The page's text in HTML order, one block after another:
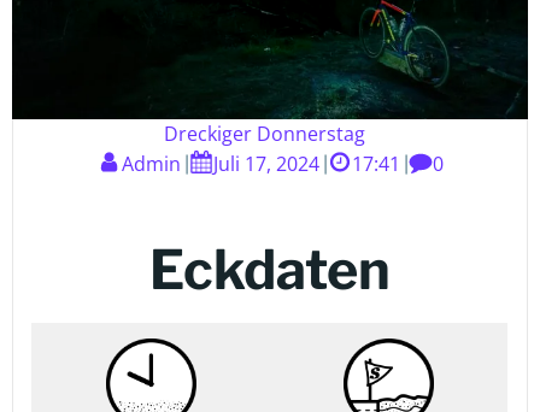
Dreckiger Donnerstag
Admin
Juli 17, 2024 17:41 0
Eckdaten